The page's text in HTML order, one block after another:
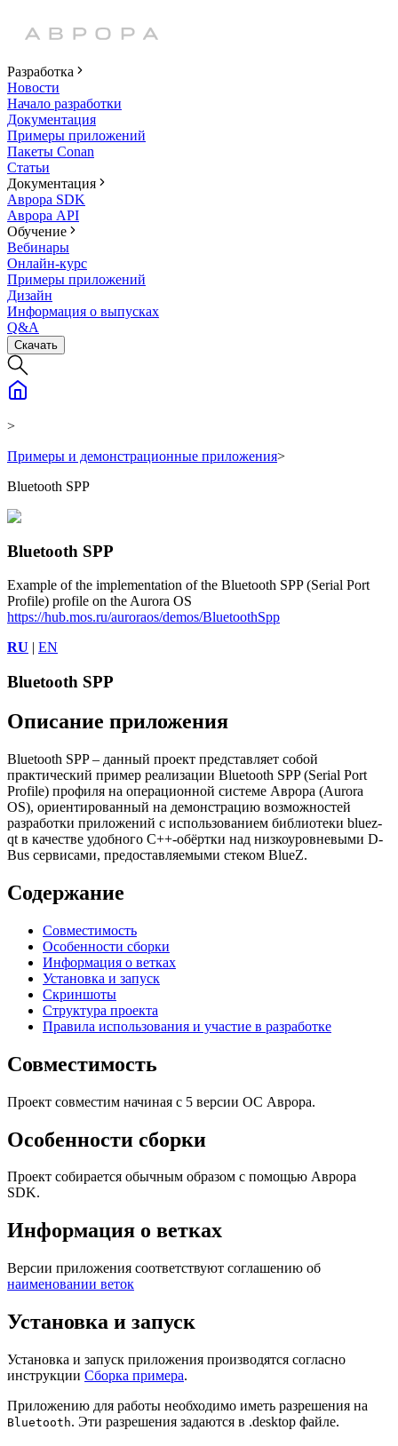
Разработка
Новости
Начало разработки
Документация
Примеры приложений
Пакеты Conan
Статьи
Документация
Аврора SDK
Аврора API
Обучение
Вебинары
Онлайн-курс
Примеры приложений
Дизайн
Информация о выпусках
Q&A
Скачать
>
Примеры и демонстрационные приложения>
Bluetooth SPP
Bluetooth SPP
Example of the implementation of the Bluetooth SPP (Serial Port
Profile) profile on the Aurora OS
https://hub.mos.ru/auroraos/demos/BluetoothSpp
RU | EN
Bluetooth SPP
Описание приложения
Bluetooth SPP – данный проект представляет собой
практический пример реализации Bluetooth SPP (Serial Port
Profile) профиля на операционной системе Аврора (Aurora
OS), ориентированный на демонстрацию возможностей
разработки приложений с использованием библиотеки bluez-
qt в качестве удобного C++-обёртки над низкоуровневыми D-
Bus сервисами, предоставляемыми стеком BlueZ.
Содержание
Совместимость
Особенности сборки
Информация о ветках
Установка и запуск
Скриншоты
Структура проекта
Правила использования и участие в разработке
Совместимость
Проект совместим начиная с 5 версии ОС Аврора.
Особенности сборки
Проект собирается обычным образом с помощью Аврора
SDK.
Информация о ветках
Версии приложения соответствуют соглашению об
наименовании веток
Установка и запуск
Установка и запуск приложения производятся согласно
инструкции Сборка примера.
Приложению для работы необходимо иметь разрешения на
Bluetooth. Эти разрешения задаются в .desktop файле.